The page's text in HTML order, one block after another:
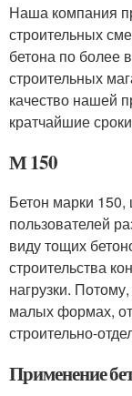
Наша компания
строительных
бетона по более
строительных
качество нашей
кратчайшие
М 150
Бетон марки 150,
пользователей
виду тощих
строительства
нагрузки.
малых формах,
строительно-
Применение